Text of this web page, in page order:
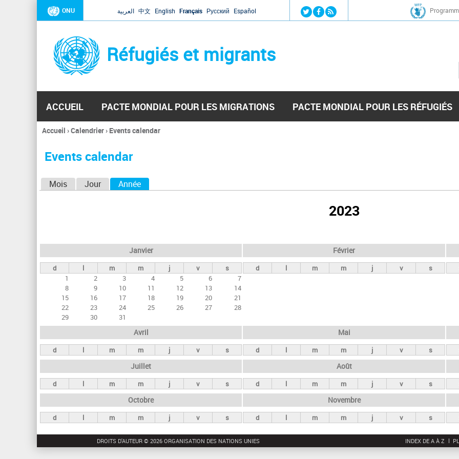
Jump to navigation
ONU العربية 中文 English Français Русский Español
Réfugiés et migrants
ACCUEIL PACTE MONDIAL POUR LES MIGRATIONS PACTE MONDIAL POUR LES RÉFUGIÉS
Vous
ici
Accueil ›Calendrier› Events calendar
Events calendar
e
t
s
n
c
i
p
a
x
Mois Jour Année
2023
Janvier
d l m m j v
s
1
2 3 4 5 6
7
8
9 10 11 12 13
14
15
16 17 18 19 20
21
22
23 24 25 26 27
28
29
30 31
Février
d l m m j v s
Avril
d l m m j v s
Mai
d l m m j v s
Juillet
d l m m j v s
Août
d l m m j v s
Octobre
d l m m j v s
Novembre
d l m m j v s
DROITS D'AUTEUR © 2026 ORGANISATION DES NATIONS UNIES INDEX DE A À Z